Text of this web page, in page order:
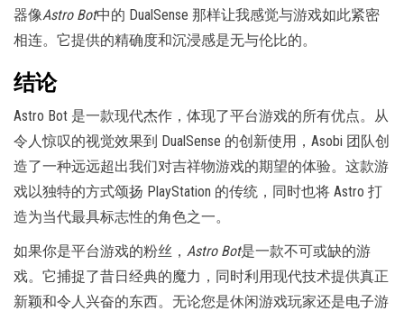
器像Astro Bot中的 DualSense 那样让我感觉与游戏如此紧密
相连。它提供的精确度和沉浸感是无与伦比的。
结论
Astro Bot 是一款现代杰作，体现了平台游戏的所有优点。从
令人惊叹的视觉效果到 DualSense 的创新使用，Asobi 团队创
造了一种远远超出我们对吉祥物游戏的期望的体验。这款游
戏以独特的方式颂扬 PlayStation 的传统，同时也将 Astro 打
造为当代最具标志性的角色之一。
如果你是平台游戏的粉丝， Astro Bot是一款不可或缺的游
戏。它捕捉了昔日经典的魔力，同时利用现代技术提供真正
新颖和令人兴奋的东西。无论您是休闲游戏玩家还是电子游